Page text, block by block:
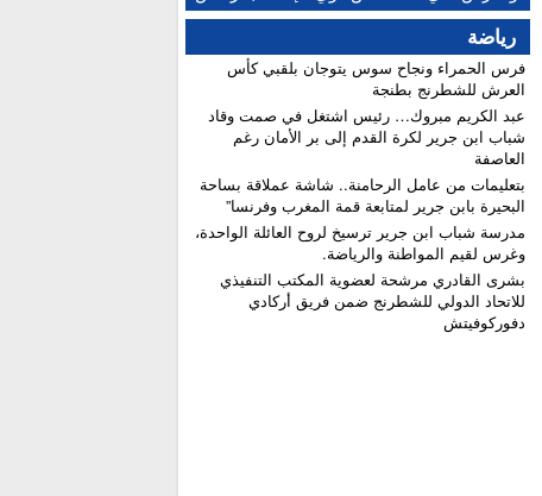
رياضة
فرس الحمراء ونجاح سوس يتوجان بلقبي كأس
العرش للشطرنج بطنجة
عبد الكريم مبروك… رئيس اشتغل في صمت وقاد
شباب ابن جرير لكرة القدم إلى بر الأمان رغم
العاصفة
بتعليمات من عامل الرحامنة.. شاشة عملاقة بساحة
البحيرة بابن جرير لمتابعة قمة المغرب وفرنسا”
​مدرسة شباب ابن جرير ترسيخ لروح العائلة الواحدة،
وغرس لقيم المواطنة والرياضة.
بشرى القادري مرشحة لعضوية المكتب التنفيذي
للاتحاد الدولي للشطرنج ضمن فريق أركادي
دفوركوفيتش